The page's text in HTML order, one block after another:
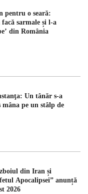
pentru o seară:
facă sarmale și l-a
din România
Un tânăr s-a
mâna pe un stâlp de
din Iran și
Apocalipsei” anunță
2026